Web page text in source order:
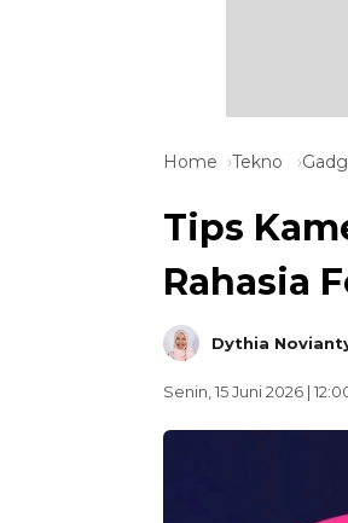
Home Tekno
Tips
Rahasia
Dythia
Senin, 15 Juni 2026 |